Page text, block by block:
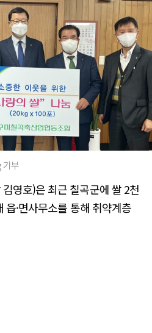
기부
영호)은 최근 칠곡군에 쌀 2천
·면사무소를 통해 취약계층